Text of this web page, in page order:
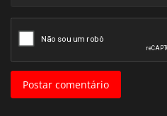
Postar comentário